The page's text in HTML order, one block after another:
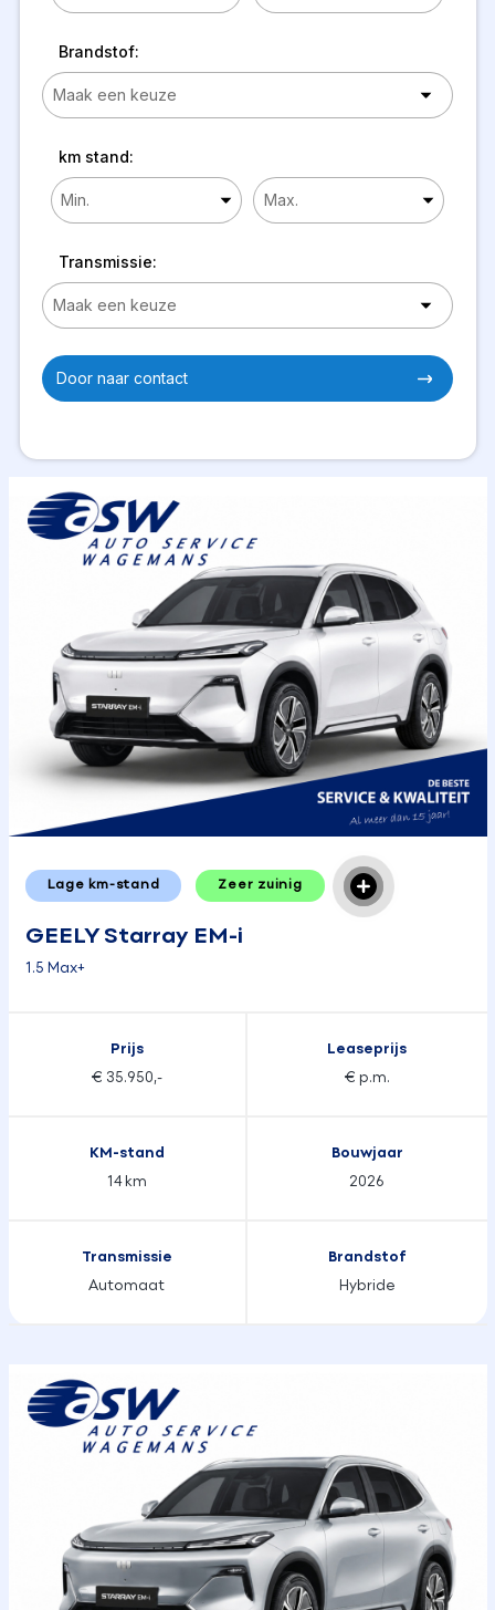
Brandstof:
km stand:
Transmissie:
Door naar contact
Lage km-stand Zeer zuinig
GEELY Starray EM-i
1.5 Max+
Prijs
€ 35.950,-
Leaseprijs
€ p.m.
KM-stand
14 km
Bouwjaar
2026
Transmissie
Automaat
Brandstof
Hybride